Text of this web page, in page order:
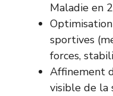
Maladie en
sportives
forces,
Affinement
visible de la